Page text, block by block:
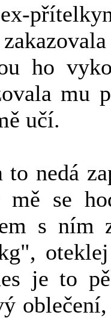
ho
mu
učí.
to nedá
se
s ním
je to